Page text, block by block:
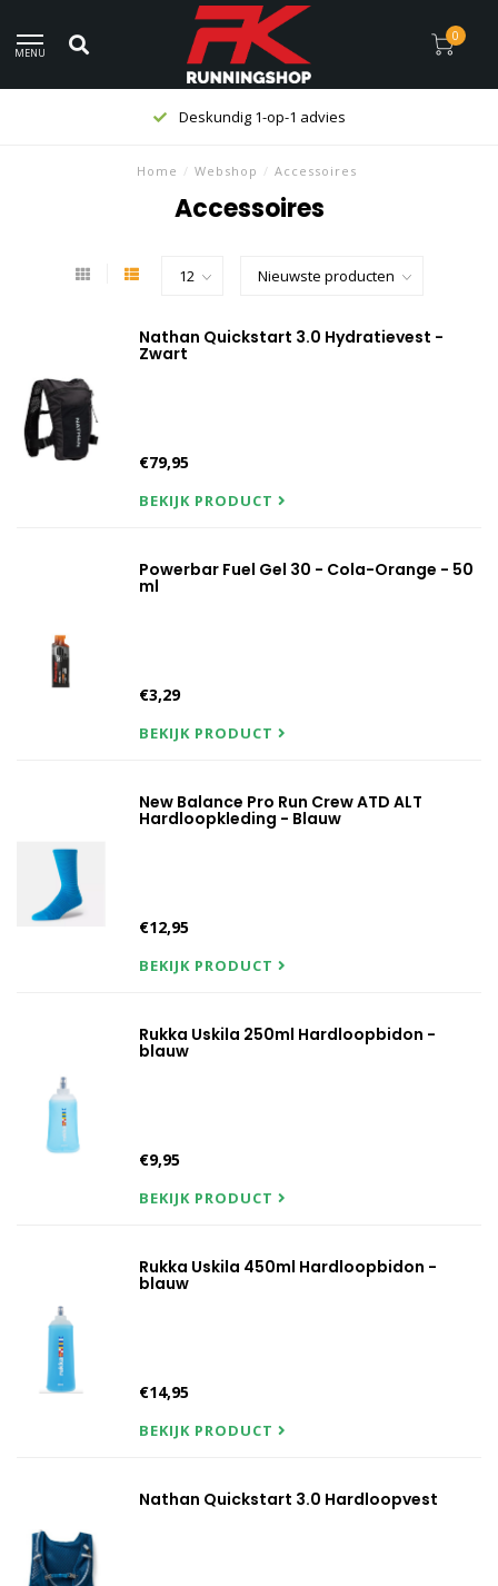
MENU
0
Deskundig 1-op-1 advies
Home / Webshop / Accessoires
Accessoires
Nathan Quickstart 3.0 Hydratievest -
Zwart
€79,95
BEKIJK PRODUCT
Powerbar Fuel Gel 30 - Cola-Orange - 50
ml
€3,29
BEKIJK PRODUCT
New Balance Pro Run Crew ATD ALT
Hardloopkleding - Blauw
€12,95
BEKIJK PRODUCT
Rukka Uskila 250ml Hardloopbidon -
blauw
€9,95
BEKIJK PRODUCT
Rukka Uskila 450ml Hardloopbidon -
blauw
€14,95
BEKIJK PRODUCT
Nathan Quickstart 3.0 Hardloopvest